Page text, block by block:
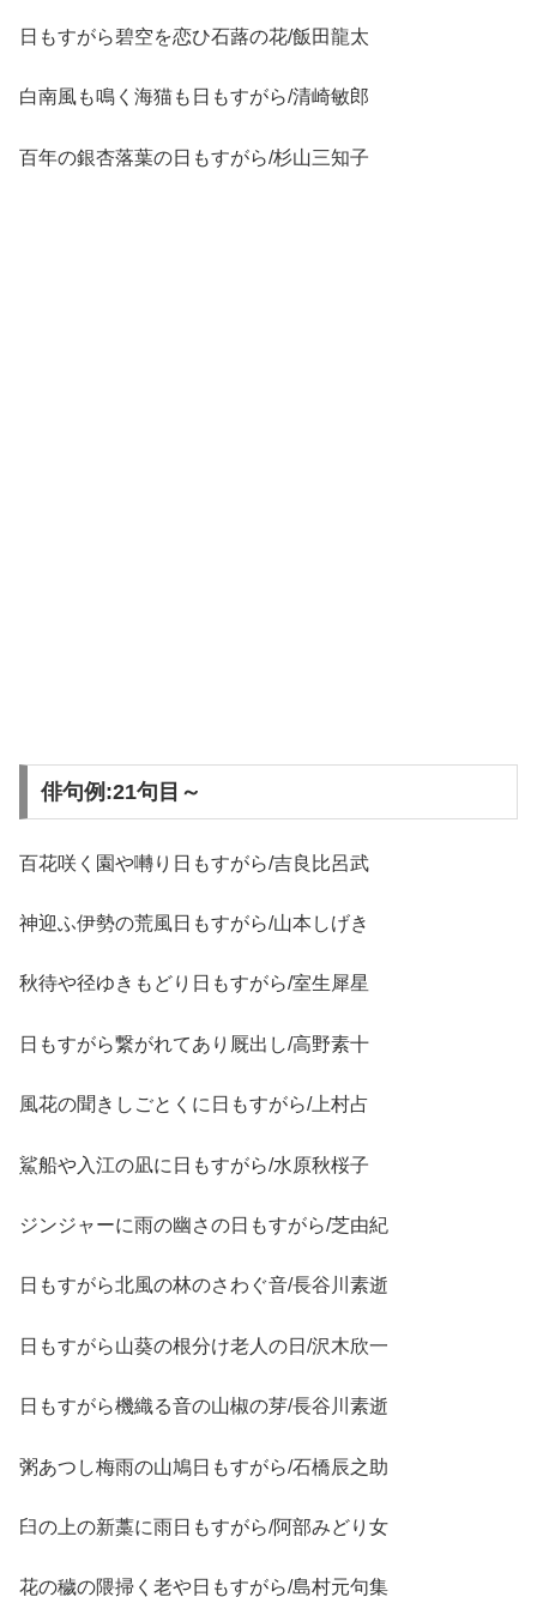
日もすがら碧空を恋ひ石蕗の花/飯田龍太
白南風も鳴く海猫も日もすがら/清崎敏郎
百年の銀杏落葉の日もすがら/杉山三知子
俳句例:21句目～
百花咲く園や囀り日もすがら/吉良比呂武
神迎ふ伊勢の荒風日もすがら/山本しげき
秋待や径ゆきもどり日もすがら/室生犀星
日もすがら繋がれてあり厩出し/高野素十
風花の聞きしごとくに日もすがら/上村占
鯊船や入江の凪に日もすがら/水原秋桜子
ジンジャーに雨の幽さの日もすがら/芝由紀
日もすがら北風の林のさわぐ音/長谷川素逝
日もすがら山葵の根分け老人の日/沢木欣一
日もすがら機織る音の山椒の芽/長谷川素逝
粥あつし梅雨の山鳩日もすがら/石橋辰之助
臼の上の新藁に雨日もすがら/阿部みどり女
花の穢の隈掃く老や日もすがら/島村元句集